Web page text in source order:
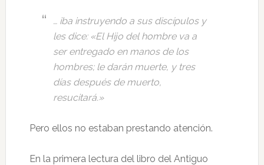
… iba instruyendo a sus discípulos y
les dice: «El Hijo del hombre va a
ser entregado en manos de los
hombres; le darán muerte, y tres
días después de muerto,
resucitará.»
Pero ellos no estaban prestando atención.
En la primera lectura del libro del Antiguo